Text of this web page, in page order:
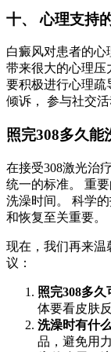
十、 心理支持
白癜风对患者的
带来很大的心理压
要积极进行心理疏
倾诉， 参与社交
照完308多久能
在接受308激光治
统一的标准。 重
洗澡时间。 科学
和恢复至关重要。
现在，我们再来温
议：
照完308多久
体要看皮肤
洗澡时有什
品，避免用